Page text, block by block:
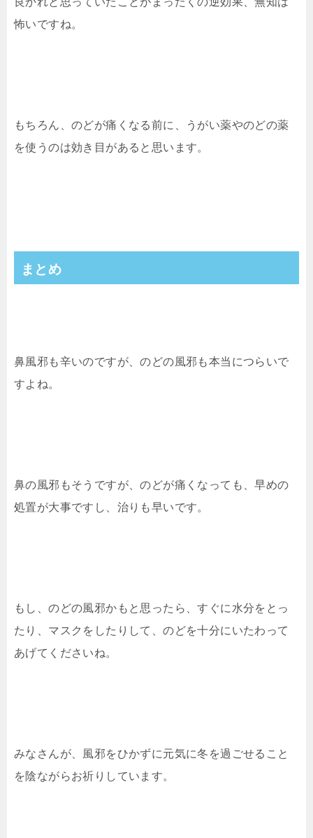
怖いですね。
もちろん、のどが痛くなる前に、うがい薬やのどの薬
を使うのは効き目があると思います。
まとめ
鼻風邪も辛いのですが、のどの風邪も本当につらいで
すよね。
鼻の風邪もそうですが、のどが痛くなっても、早めの
処置が大事ですし、治りも早いです。
もし、のどの風邪かもと思ったら、すぐに水分をとっ
たり、マスクをしたりして、のどを十分にいたわって
あげてくださいね。
みなさんが、風邪をひかずに元気に冬を過ごせること
を陰ながらお祈りしています。